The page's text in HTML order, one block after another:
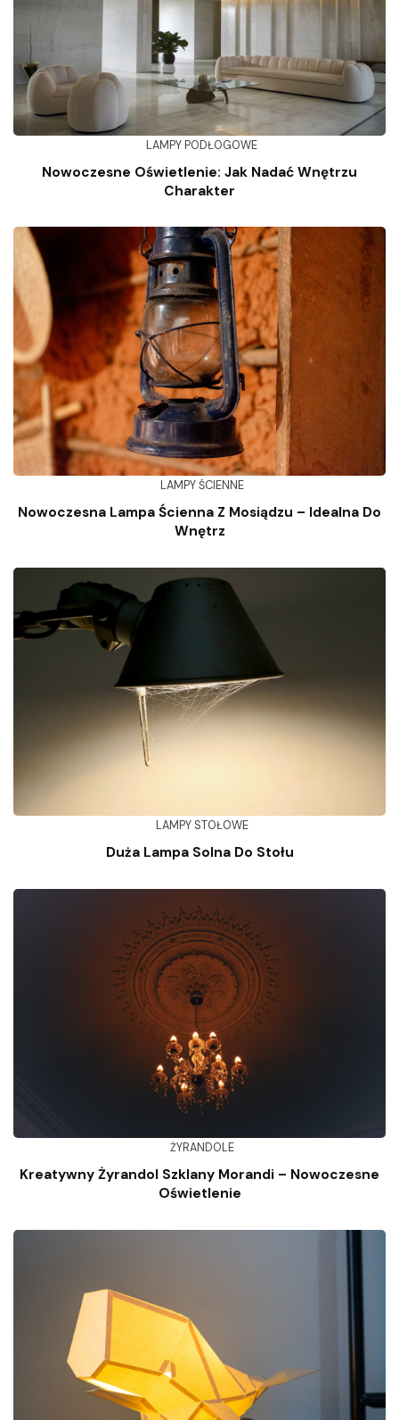
LAMPY PODŁOGOWE
Nowoczesne Oświetlenie: Jak Nadać Wnętrzu
Charakter
LAMPY ŚCIENNE
Nowoczesna Lampa Ścienna Z Mosiądzu – Idealna Do
Wnętrz
LAMPY STOŁOWE
Duża Lampa Solna Do Stołu
ŻYRANDOLE
Kreatywny Żyrandol Szklany Morandi – Nowoczesne
Oświetlenie